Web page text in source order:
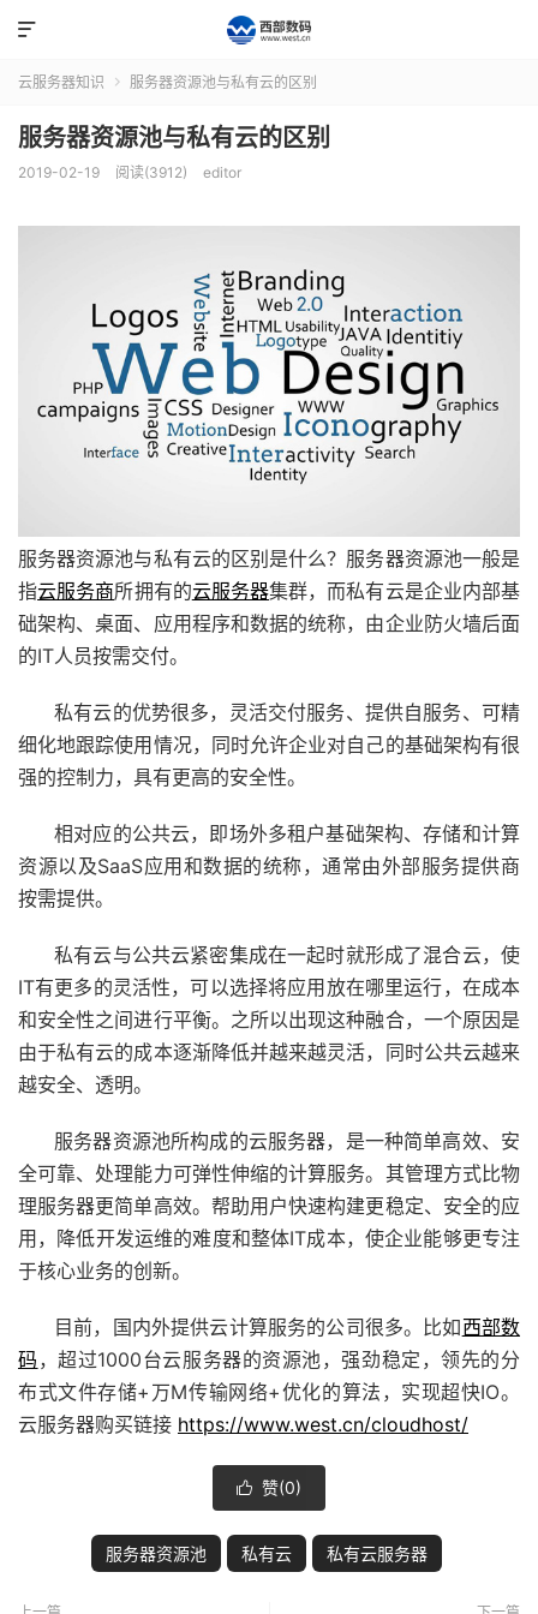

云服务器知识  服务器资源池与私有云的区别
服务器资源池与私有云的区别
2019-02-19 阅读(3912) editor
服务器资源池与私有云的区别是什么？服务器资源池一般是
指云服务商所拥有的云服务器集群，而私有云是企业内部基
础架构、桌面、应用程序和数据的统称，由企业防火墙后面
的IT人员按需交付。
私有云的优势很多，灵活交付服务、提供自服务、可精
细化地跟踪使用情况，同时允许企业对自己的基础架构有很
强的控制力，具有更高的安全性。
相对应的公共云，即场外多租户基础架构、存储和计算
资源以及SaaS应用和数据的统称，通常由外部服务提供商
按需提供。
私有云与公共云紧密集成在一起时就形成了混合云，使
IT有更多的灵活性，可以选择将应用放在哪里运行，在成本
和安全性之间进行平衡。之所以出现这种融合，一个原因是
由于私有云的成本逐渐降低并越来越灵活，同时公共云越来
越安全、透明。
服务器资源池所构成的云服务器，是一种简单高效、安
全可靠、处理能力可弹性伸缩的计算服务。其管理方式比物
理服务器更简单高效。帮助用户快速构建更稳定、安全的应
用，降低开发运维的难度和整体IT成本，使企业能够更专注
于核心业务的创新。
目前，国内外提供云计算服务的公司很多。比如西部数
码 ，超过1000台云服务器的资源池，强劲稳定，领先的分
布式文件存储+万M传输网络+优化的算法，实现超快IO。
云服务器购买链接 https://www.west.cn/cloudhost/
 赞(0)
服务器资源池 私有云 私有云服务器